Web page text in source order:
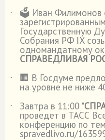
˙
🗳️ Иван Филимонов
Государственную
Собрания РФ IX
одномандатному
СПРАВЕДЛИВАЯ
˙
🏢 В Госдуме
на уровне не ниже
˙
Завтра в 11:00 "
проведет в ТАСС
конференцию по
spravedlivo.ru/